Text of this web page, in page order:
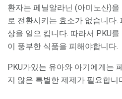
환자는 페닐알라닌 (아미노산)을
로 전환시키는 효소가 없습니다.
상을 일으 킵니다. 따라서 PKU
이 풍부한 식품을 피해야합니다.
PKU가있는 유아와 아기에게는
지 않은 특별한 제제가 필요합니